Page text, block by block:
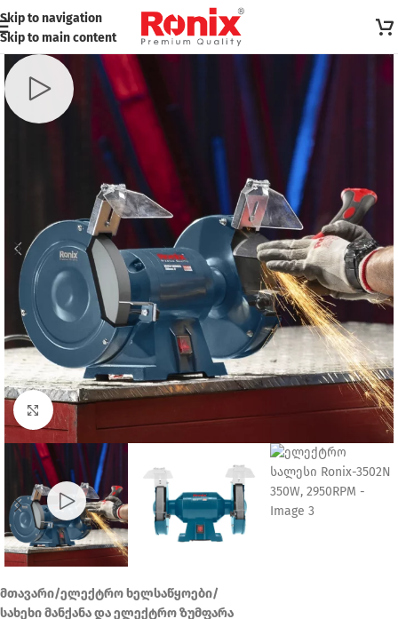
Skip to navigation
Skip to main content
Click to enlarge
მთავარი/ელექტრო ხელსაწყოები/
სახეხი მანქანა და ელექტრო ზუმფარა